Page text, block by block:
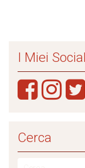
I Miei Social
Cerca